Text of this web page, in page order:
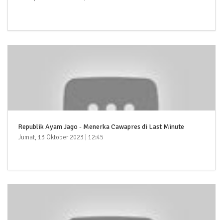
Republik Ayam Jago - Menerka Cawapres di Last Minute
Jumat, 13 Oktober 2023 | 12:45